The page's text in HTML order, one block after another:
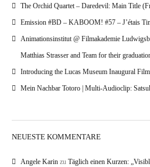
The Orchid Quartet – Daredevil: Main Title
Emission #BD – KABOOM! #57 – J’étais
Animationsinstitut @ Filmakademie
Matthias Strasser and Team for their
Introducing the Lucas Museum Inaugural
Mein Nachbar Totoro | Multi-Audioclip:
NEUESTE KOMMENTARE
Angele Karin zu Täglich einen Kurzen: